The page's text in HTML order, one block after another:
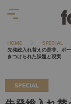
HOME
SPECIAL
先発総入れ替えの是非、ボ
きつけられた課題と現実
SPECIAL